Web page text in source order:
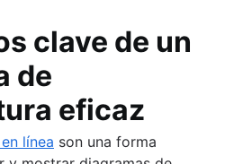
clave de un
de
eficaz
línea son una forma